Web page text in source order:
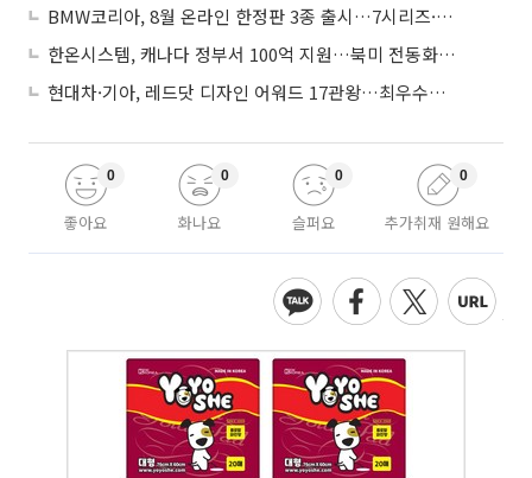
BMW코리아, 8월 온라인 한정판 3종 출시…7시리즈·X7·M340i 투어링
한온시스템, 캐나다 정부서 100억 지원…북미 전동화 시장 가속
현대차·기아, 레드닷 디자인 어워드 17관왕…최우수상 2개 수상
좋아요
0
화나요
0
슬퍼요
0
추가취재 원해요
0